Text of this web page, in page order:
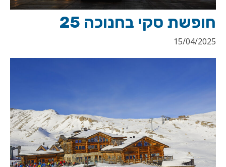
חופשת סקי בחנוכה 25
15/04/2025